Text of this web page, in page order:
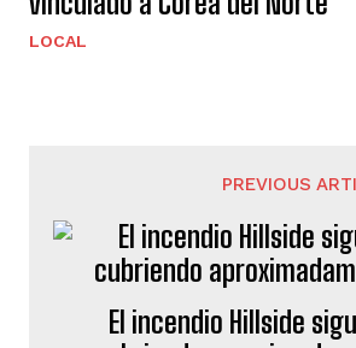
LOCAL
PREVIOUS
El incendio Hillside